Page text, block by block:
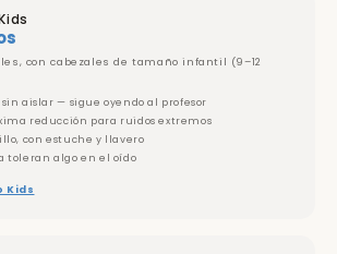
con cabezales de tamaño infantil (9–12
sin aislar — sigue oyendo al profesor
reducción para ruidos extremos
con estuche y llavero
toleran algo en el oído
Kids